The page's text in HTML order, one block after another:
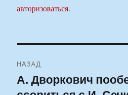
авторизоваться.
по
НАЗАД
Предыдущая
запись:
А. Дворкович